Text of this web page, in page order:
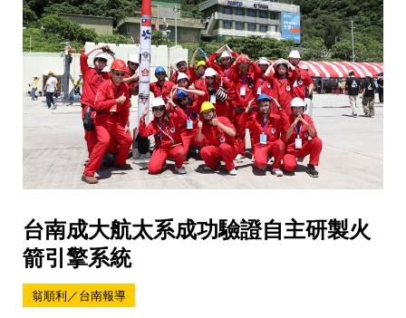
台南成大航太系成功驗證自主研製火
箭引擎系統
翁順利／台南報導